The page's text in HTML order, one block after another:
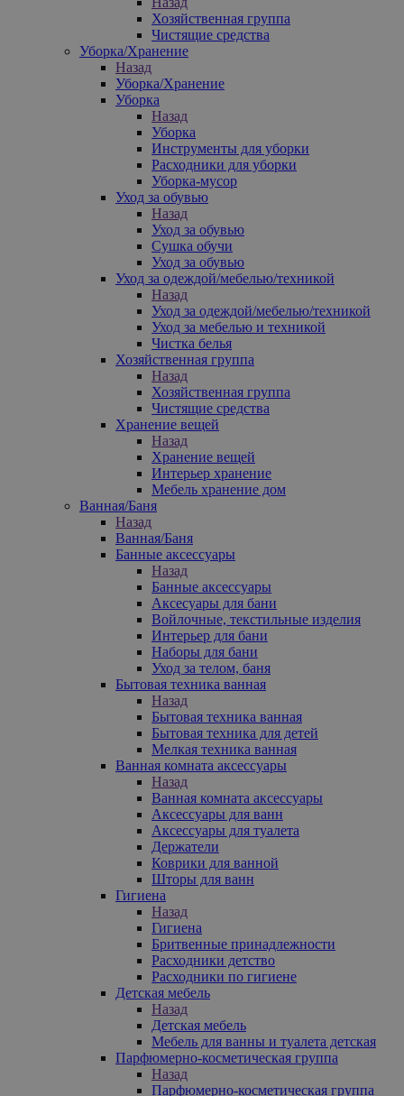
Хозяйственная группа
Чистящие средства
Уборка/Хранение
Назад
Уборка/Хранение
Уборка
Назад
Уборка
Инструменты для уборки
Расходники для уборки
Уборка-мусор
Уход за обувью
Назад
Уход за обувью
Сушка обучи
Уход за обувью
Уход за одеждой/мебелью/техникой
Назад
Уход за одеждой/мебелью/техникой
Уход за мебелью и техникой
Чистка белья
Хозяйственная группа
Назад
Хозяйственная группа
Чистящие средства
Хранение вещей
Назад
Хранение вещей
Интерьер хранение
Мебель хранение дом
Ванная/Баня
Назад
Ванная/Баня
Банные аксессуары
Назад
Банные аксессуары
Аксесуары для бани
Войлочные, текстильные изделия
Интерьер для бани
Наборы для бани
Уход за телом, баня
Бытовая техника ванная
Назад
Бытовая техника ванная
Бытовая техника для детей
Мелкая техника ванная
Ванная комната аксессуары
Назад
Ванная комната аксессуары
Аксессуары для ванн
Аксессуары для туалета
Держатели
Коврики для ванной
Шторы для ванн
Гигиена
Назад
Гигиена
Бритвенные принадлежности
Расходники детство
Расходники по гигиене
Детская мебель
Назад
Детская мебель
Мебель для ванны и туалета детская
Парфюмерно-косметическая группа
Назад
Парфюмерно-косметическая группа